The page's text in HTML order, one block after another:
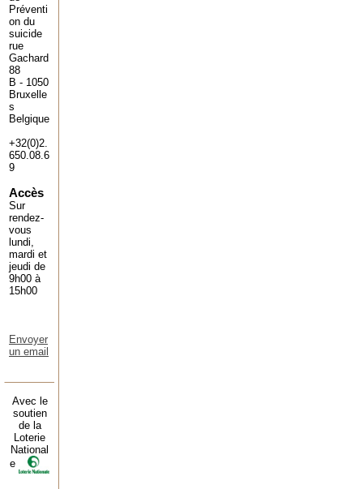
Préventi
on du
suicide
rue
Gachard
88
B - 1050
Bruxelle
s
Belgique
+32(0)2.
650.08.6
9
Accès
Sur
rendez-
vous
lundi,
mardi et
jeudi de
9h00 à
15h00
Envoyer
un email
Avec le
soutien
de la
Loterie
National
e